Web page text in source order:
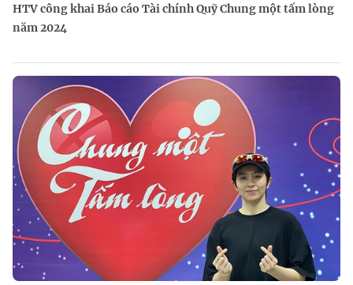
HTV công khai Báo cáo Tài chính Quỹ Chung một tấm lòng
năm 2024